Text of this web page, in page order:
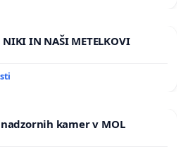
NIKI IN NAŠI METELKOVI
kamer v MOL